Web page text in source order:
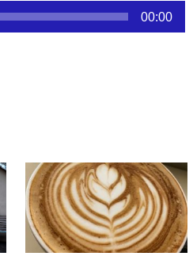
00:00